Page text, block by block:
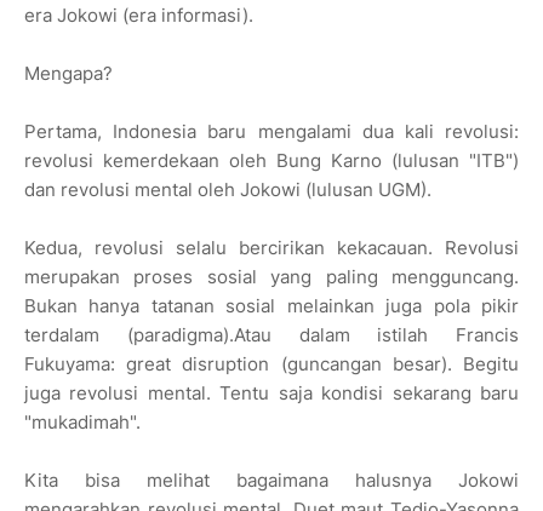
era Jokowi (era informasi).
Mengapa?
Pertama, Indonesia baru mengalami dua kali revolusi:
revolusi kemerdekaan oleh Bung Karno (lulusan "ITB")
dan revolusi mental oleh Jokowi (lulusan UGM).
Kedua, revolusi selalu bercirikan kekacauan. Revolusi
merupakan proses sosial yang paling mengguncang.
Bukan hanya tatanan sosial melainkan juga pola pikir
terdalam (paradigma).Atau dalam istilah Francis
Fukuyama: great disruption (guncangan besar). Begitu
juga revolusi mental. Tentu saja kondisi sekarang baru
"mukadimah".
Kita bisa melihat bagaimana halusnya Jokowi